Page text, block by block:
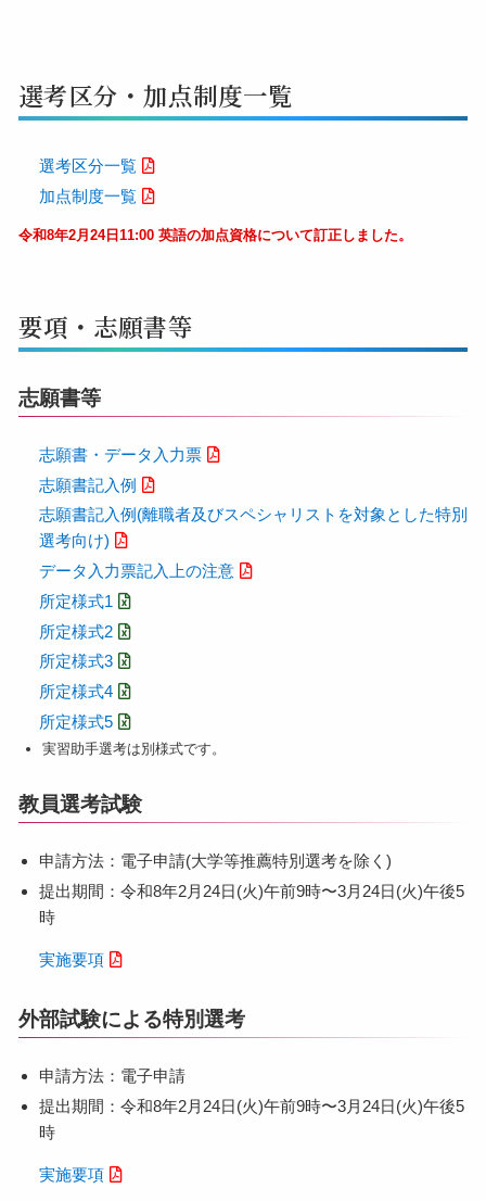
選考区分・加点制度⼀覧
選考区分⼀覧
加点制度⼀覧
令和8年2月24日11:00 英語の加点資格について訂正しました。
要項・志願書等
志願書等
志願書・データ⼊⼒票
志願書記⼊例
志願書記⼊例(離職者及びスペシャリストを対象とした特別
選考向け)
データ入力票記入上の注意
所定様式1
所定様式2
所定様式3
所定様式4
所定様式5
実習助⼿選考は別様式です。
教員選考試験
申請⽅法：電⼦申請(⼤学等推薦特別選考を除く)
提出期間：令和8年2⽉24⽇(⽕)午前9時〜3⽉24⽇(火)午後5
時
実施要項
外部試験による特別選考
申請⽅法：電⼦申請
提出期間：令和8年2⽉24⽇(⽕)午前9時〜3⽉24⽇(火)午後5
時
実施要項